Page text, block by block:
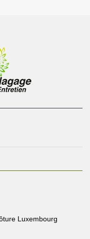
Luxembourg